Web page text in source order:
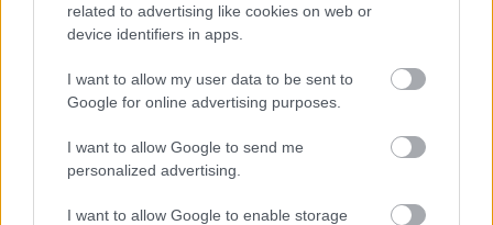
related to advertising like cookies on web or
device identifiers in apps.
I want to allow my user data to be sent to
Google for online advertising purposes.
I want to allow Google to send me
personalized advertising.
I want to allow Google to enable storage